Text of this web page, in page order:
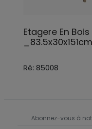
Etagere En
_83.5x30x151cm
Ré: 85008